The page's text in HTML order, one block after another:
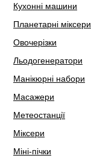
Кухонні машини
Планетарні міксери
Овочерізки
Льодогенератори
Манікюрні набори
Масажери
Метеостанції
Міксери
Міні-пічки